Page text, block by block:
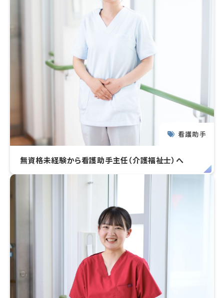
看護助手
無資格未経験から看護助手主任（介護福祉士）へ